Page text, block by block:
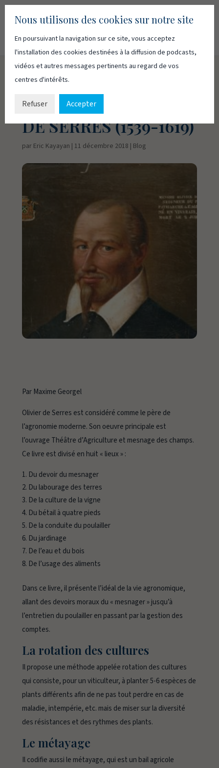
RÉFORMÉS
ILLUSTRES: OLIVIER
DE SERRES (1539-1619)
par Eric Kayayan | 11 décembre 2018 | Blog
Par Maxime Georgel
Olivier de Serres est considéré comme le père de
l’agronomie moderne. Son oeuvre principale est
l’ouvrage Théâtre d’Agriculture et mesnage des champs.
Ce livre est divisé en huit « lieux » :
Du devoir du mesnager
Du labourage des terres
De la culture de la vigne
Du bétail à quatre pieds
De la conduite du poulailler
Du jardinage
De l’eau et du bois
De l’usage des aliments
Dans ce livre, il présente l’idéal de la vie agronomique,
allant des devoirs moraux du « mesnager » jusqu’à
l’entretien du poulailler en passant par la gestion des
comptes.
La rotation des cultures
Il propose une méthode appelée rotation des cultures
qui consiste, pour un viticulteur, à planter 5-6 espèces de
plants différents afin de ne pas tout perdre en cas de
maladie, intempérie, etc. mais de miser sur la diversité
des résistances et des rythmes des plants.
Le métayage
Il codifie aussi le métayage, qui est un bail agricole
Nous utilisons des cookies sur notre site
En poursuivant la navigation sur ce site, vous acceptez
l'installation des cookies destinées à la diffusion de podcasts,
vidéos et autres messages pertinents au regard de vos
centres d'intérêts.
Refuser Accepter